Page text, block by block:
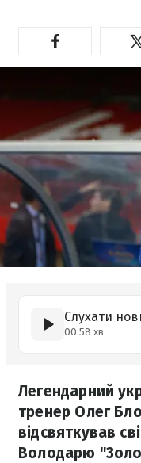
Слухати
00:58 хв
Легендарний
тренер Олег
відсвяткував
Володарю